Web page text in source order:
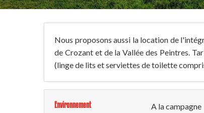
Nous proposons aussi la location de
de Crozant et de la Vallée des Peintres.
(linge de lits et serviettes de toilette
Environnement A la campagne